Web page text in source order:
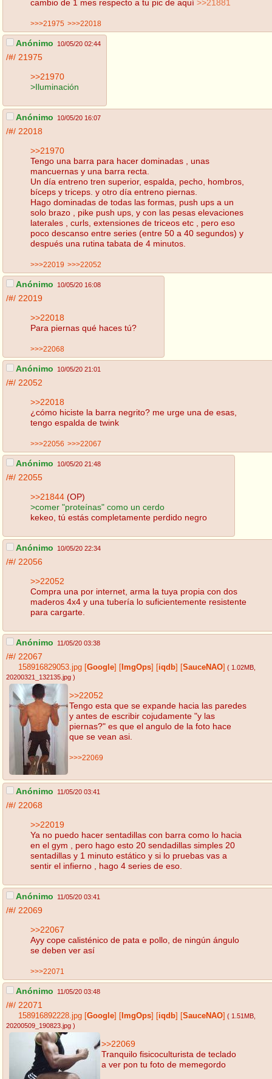
cambio de 1 mes respecto a tu pic de aquí >>21881
>>>21975 >>>22018
Anónimo 10/05/20 02:44
/#/ 21975
>>21970
>Iluminación
Anónimo 10/05/20 16:07
/#/ 22018
>>21970
Tengo una barra para hacer dominadas , unas
mancuernas y una barra recta.
Un día entreno tren superior, espalda, pecho, hombros,
bíceps y triceps. y otro día entreno piernas.
Hago dominadas de todas las formas, push ups a un
solo brazo , pike push ups, y con las pesas elevaciones
laterales , curls, extensiones de triceos etc , pero eso
poco descanso entre series (entre 50 a 40 segundos) y
después una rutina tabata de 4 minutos.
>>>22019 >>>22052
Anónimo 10/05/20 16:08
/#/ 22019
>>22018
Para piernas qué haces tú?
>>>22068
Anónimo 10/05/20 21:01
/#/ 22052
>>22018
¿cómo hiciste la barra negrito? me urge una de esas,
tengo espalda de twink
>>>22056 >>>22067
Anónimo 10/05/20 21:48
/#/ 22055
>>21844 (OP)
>comer "proteínas" como un cerdo
kekeo, tú estás completamente perdido negro
Anónimo 10/05/20 22:34
/#/ 22056
>>22052
Compra una por internet, arma la tuya propia con dos
maderos 4x4 y una tubería lo suficientemente resistente
para cargarte.
Anónimo 11/05/20 03:38
/#/ 22067
158916829053.jpg Google ImgOps iqdb SauceNAO ( 1.02MB
20200321_132135.jpg )
>>22052
Tengo esta que se expande hacia las paredes
y antes de escribir cojudamente "y las
piernas?" es que el angulo de la foto hace
que se vean asi.
>>>22069
Anónimo 11/05/20 03:41
/#/ 22068
>>22019
Ya no puedo hacer sentadillas con barra como lo hacia
en el gym , pero hago esto 20 sendadillas simples 20
sentadillas y 1 minuto estático y si lo pruebas vas a
sentir el infierno , hago 4 series de eso.
Anónimo 11/05/20 03:41
/#/ 22069
>>22067
Ayy cope calisténico de pata e pollo, de ningún ángulo
se deben ver así
>>>22071
Anónimo 11/05/20 03:48
/#/ 22071
158916892228.jpg Google ImgOps iqdb SauceNAO ( 1.51MB
20200509_190823.jpg )
>>22069
Tranquilo fisicoculturista de teclado
a ver pon tu foto de memegordo